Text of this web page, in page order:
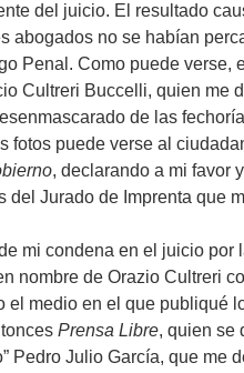
del juicio. El resultado
abogados no se habían
Penal. Como puede verse,
Cultreri Buccelli, quien me
de las
fotos puede verse al
, declarando a mi favor
Jurado de Imprenta que
mi condena en el juicio por
nombre de Orazio Cultreri
el medio en el que publiqué
Prensa Libre, quien se
Pedro Julio García, que me